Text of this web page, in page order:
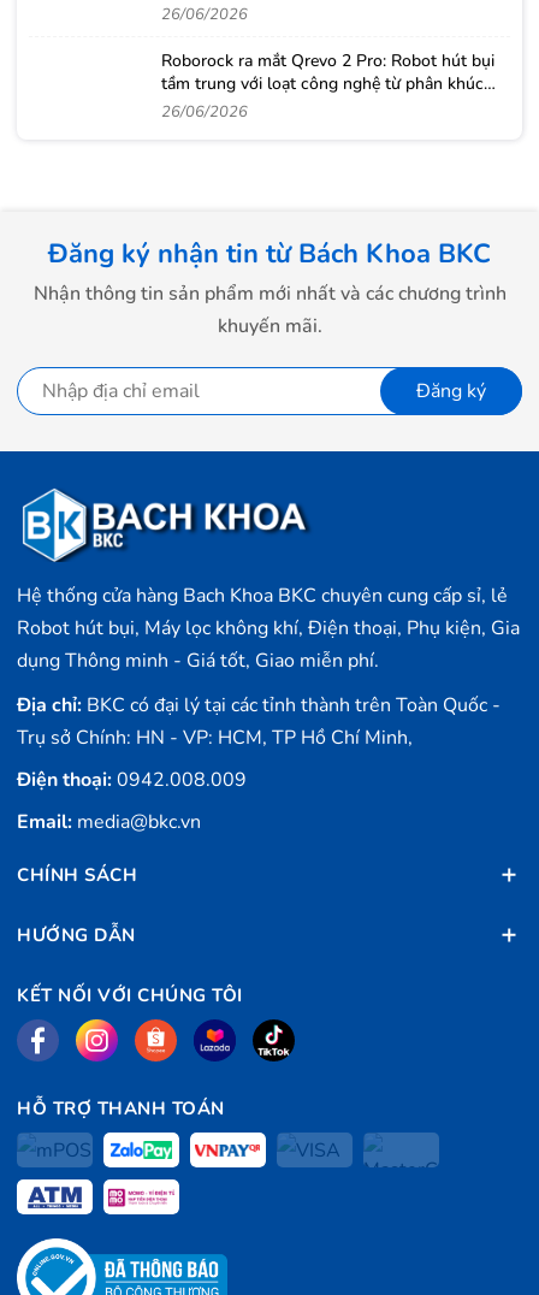
26/06/2026
Roborock ra mắt Qrevo 2 Pro: Robot hút bụi
tầm trung với loạt công nghệ từ phân khúc
cao cấp
26/06/2026
Đăng ký nhận tin từ Bách Khoa BKC
Nhận thông tin sản phẩm mới nhất và các chương trình
khuyến mãi.
Đăng ký
Hệ thống cửa hàng Bach Khoa BKC chuyên cung cấp sỉ, lẻ
Robot hút bụi, Máy lọc không khí, Điện thoại, Phụ kiện, Gia
dụng Thông minh - Giá tốt, Giao miễn phí.
Địa chỉ: BKC có đại lý tại các tỉnh thành trên Toàn Quốc -
Trụ sở Chính: HN - VP: HCM, TP Hồ Chí Minh,
Điện thoại:0942.008.009
Email: media@bkc.vn
CHÍNH SÁCH
HƯỚNG DẪN
KẾT NỐI VỚI CHÚNG TÔI
HỖ TRỢ THANH TOÁN